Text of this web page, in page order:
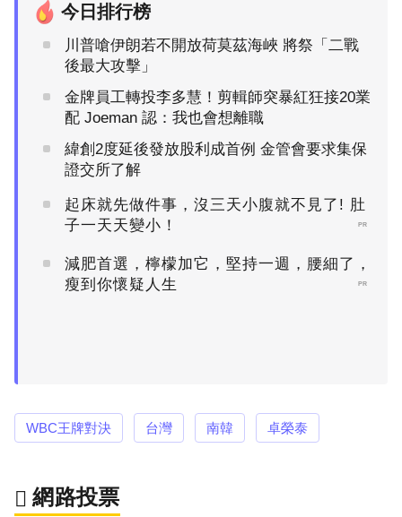
今日排行榜
川普嗆伊朗若不開放荷莫茲海峽 將祭「二戰
後最大攻擊」
金牌員工轉投李多慧！剪輯師突暴紅狂接20業
配 Joeman 認：我也會想離職
緯創2度延後發放股利成首例 金管會要求集保
證交所了解
起床就先做件事，沒三天小腹就不見了! 肚
子一天天變小！
PR
減肥首選，檸檬加它，堅持一週，腰細了，
瘦到你懷疑人生
PR
WBC王牌對決 台灣 南韓 卓榮泰
網路投票